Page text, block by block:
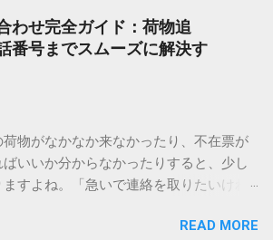
わせ完全ガイド：荷物追
番号までスムーズに解決す
物がなかなか来なかったり、不在票が
いいか分からなかったりすると、少し
すよね。「急いで連絡を取りたいけれ
た疑問を抱える方も多いはずです。 福山
READ MORE